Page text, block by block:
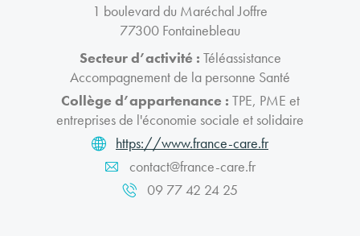
1 boulevard du Maréchal Joffre
77300 Fontainebleau
Secteur d’activité : Téléassistance
Accompagnement de la personne Santé
Collège d’appartenance : TPE, PME et
entreprises de l'économie sociale et solidaire
https://www.france-care.fr
contact@france-care.fr
09 77 42 24 25